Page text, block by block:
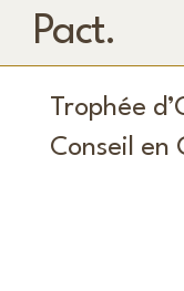
Pact.
Trophée
Conseil en